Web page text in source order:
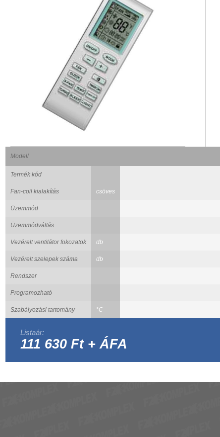
Modell
Termék kód
Fan-coil kialakítás csöves
Üzemmód
Üzemmódváltás
Vezérelt ventilátor fokozatok db
Vezérelt szelepek száma db
Rendszer
Programozható
Szabályozási tartomány °C
Listaár:
111 630 Ft + ÁFA